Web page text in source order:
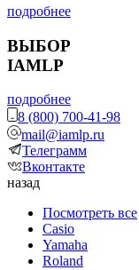
подробнее
ВЫБОР
IAMLP
подробнее
8 (800) 700-41-98
mail@iamlp.ru
Телеграмм
Вконтакте
назад
Посмотреть все
Casio
Yamaha
Roland